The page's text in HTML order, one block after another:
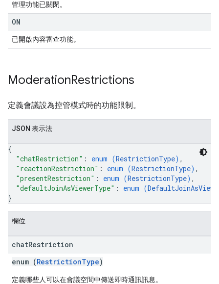
管理功能已關閉。
ON
已開啟內容審查功能。
ModerationRestrictions
定義會議設為控管模式時的功能限制。
JSON 表示法
{
"chatRestriction" : enum (RestrictionType) ,
"reactionRestriction" : enum (RestrictionType) ,
"presentRestriction" : enum (RestrictionType) ,
"defaultJoinAsViewerType" : enum (
}
欄位
chatRestriction
enum (RestrictionType)
定義哪些人可以在會議空間中傳送即時通訊訊息。